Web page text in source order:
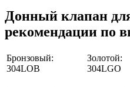
Донный клапан
рекомендации по
Бронзовый:
304LOB
Золотой:
304LGO